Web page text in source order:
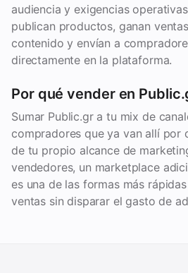
audiencia y exigencias
publican productos, ganan
contenido y envían a
directamente en la plataforma.
Por qué vender en
Sumar Public.gr a tu mix de
compradores que ya van allí
de tu propio alcance de
vendedores, un marketplace
es una de las formas más
ventas sin disparar el gasto de